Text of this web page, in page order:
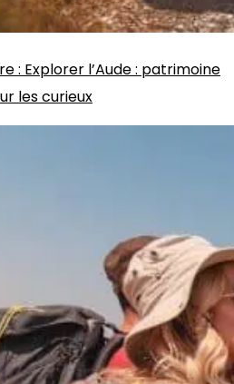
: Explorer l’Aude : patrimoine
les curieux